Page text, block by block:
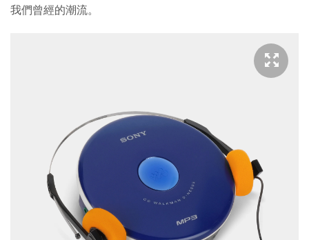
我們曾經的潮流。